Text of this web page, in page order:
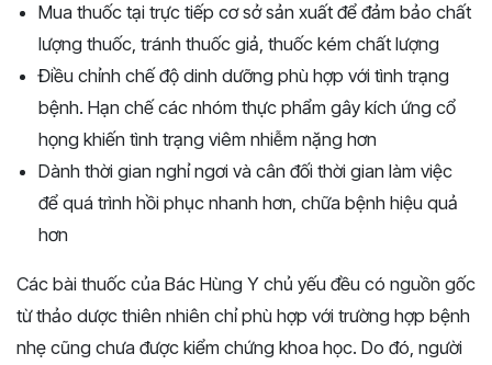
Mua thuốc tại trực tiếp cơ sở sản xuất để đảm bảo chất
lượng thuốc, tránh thuốc giả, thuốc kém chất lượng
Điều chỉnh chế độ dinh dưỡng phù hợp với tình trạng
bệnh. Hạn chế các nhóm thực phẩm gây kích ứng cổ
họng khiến tình trạng viêm nhiễm nặng hơn
Dành thời gian nghỉ ngơi và cân đối thời gian làm việc
để quá trình hồi phục nhanh hơn, chữa bệnh hiệu quả
hơn
Các bài thuốc của Bác Hùng Y chủ yếu đều có nguồn gốc
từ thảo dược thiên nhiên chỉ phù hợp với trường hợp bệnh
nhẹ cũng chưa được kiểm chứng khoa học. Do đó, người